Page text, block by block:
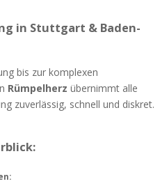
in Stuttgart & Baden-
bis zur komplexen
Rümpelherz übernimmt alle
zuverlässig, schnell und diskret.